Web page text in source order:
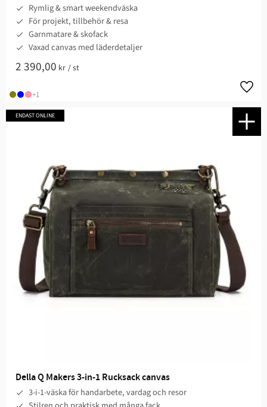
Rymlig & smart weekendväska
För projekt, tillbehör & resa
Garnmatare & skofack
Vaxad canvas med läderdetaljer
2 390,00 kr /st
+1
Della Q Makers 3-in-1 Rucksack canvas
3-i-1-väska för handarbete, vardag och resor
ENDAST ONLINE